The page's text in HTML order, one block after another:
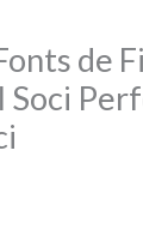
de
Soci